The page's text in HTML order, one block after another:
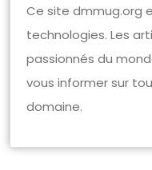
Ce site dmmug.org
technologies. Les
passionnés du
vous informer sur
domaine.